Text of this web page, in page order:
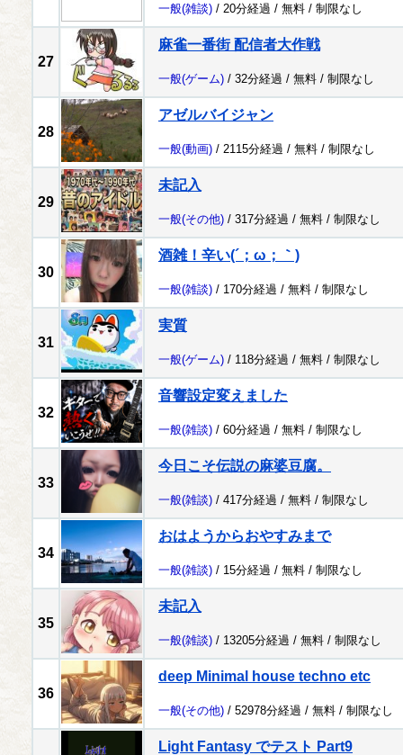
一般(雑談) / 20分経過 / 無料 / 制限なし
27
麻雀一番街 配信者大作戦
一般(ゲーム) / 32分経過 / 無料 / 制限なし
28
アゼルバイジャン
一般(動画) / 2115分経過 / 無料 / 制限なし
29
未記入
一般(その他) / 317分経過 / 無料 / 制限なし
30
酒雑！辛い(´；ω；｀)
一般(雑談) / 170分経過 / 無料 / 制限なし
31
実質
一般(ゲーム) / 118分経過 / 無料 / 制限なし
32
音響設定変えました
一般(雑談) / 60分経過 / 無料 / 制限なし
33
今日こそ伝説の麻婆豆腐。
一般(雑談) / 417分経過 / 無料 / 制限なし
34
おはようからおやすみまで
一般(雑談) / 15分経過 / 無料 / 制限なし
35
未記入
一般(雑談) / 13205分経過 / 無料 / 制限なし
36
deep Minimal house techno etc
一般(その他) / 52978分経過 / 無料 / 制限なし
Light Fantasy でテスト Part9